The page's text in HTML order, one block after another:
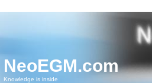
NeoEGM.com
Knowledge is inside